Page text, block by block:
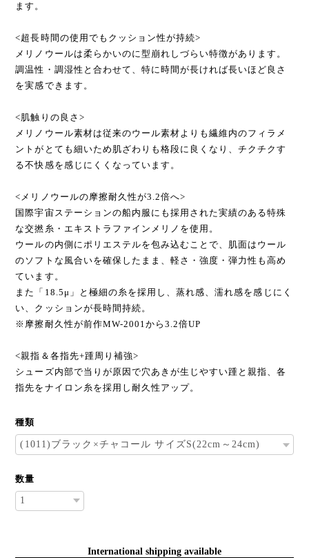
ます。
<超長時間の使用でもクッション性が持続>
メリノウールは柔らかいのに型崩れしづらい特徴があります。
調温性・調湿性と合わせて、特に時間が長ければ長いほど良さ
を実感できます。
<肌触りの良さ>
メリノウール素材は従来のウール素材よりも繊維内のフィラメ
ントがとても細いため肌ざわりも格段に良くなり、チクチクす
る不快感を感じにくくなっています。
<メリノウールの摩擦耐久性が3.2倍へ>
国際宇宙ステーションの船内服にも採用された実績のある特殊
な交撚糸・エキストラファインメリノを使用。
ウールの内側にポリエステルを包み込むことで、肌面はウール
のソフトな風合いを確保したまま、軽さ・強度・弾力性も高め
ています。
また「18.5μ」と極細の糸を採用し、蒸れ感、濡れ感を感じにく
い、クッションが長時間持続。
※摩擦耐久性が前作MW-2001から3.2倍UP
<親指＆各指先+踵周り補強>
シューズ内部で当りが原因で穴あきが生じやすい踵と親指、各
指先をナイロン糸を採用し耐久性アップ。
種類
数量
International shipping available